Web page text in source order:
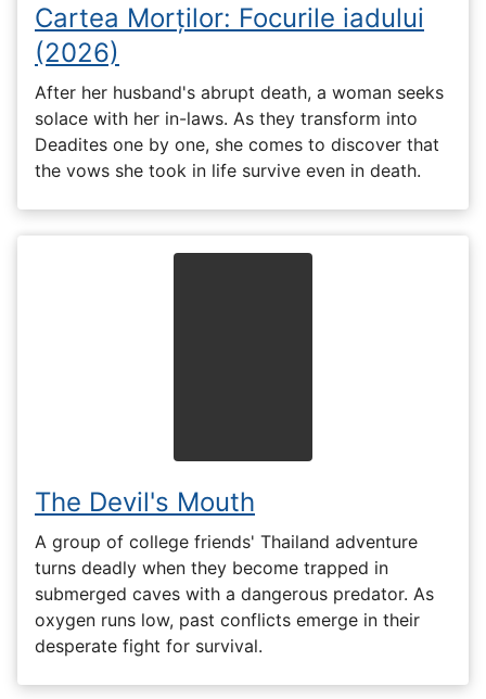
Cartea Morților: Focurile iadului
(2026)
After her husband's abrupt death, a woman seeks
solace with her in-laws. As they transform into
Deadites one by one, she comes to discover that
the vows she took in life survive even in death.
The Devil's Mouth
A group of college friends' Thailand adventure
turns deadly when they become trapped in
submerged caves with a dangerous predator. As
oxygen runs low, past conflicts emerge in their
desperate fight for survival.